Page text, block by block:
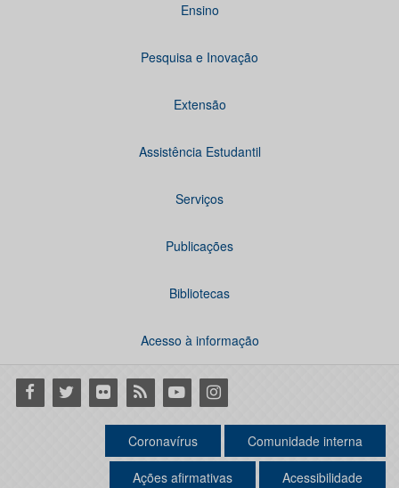
Ensino
Pesquisa e Inovação
Extensão
Assistência Estudantil
Serviços
Publicações
Bibliotecas
Acesso à informação
Facebook
Twitter Flickr RSS YoutubeInstagram
Coronavírus Comunidade interna
Ações afirmativas Acessibilidade